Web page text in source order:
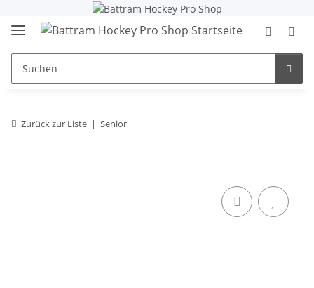
Zurück zur Liste Senior